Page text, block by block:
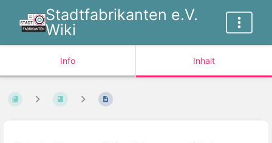
Stadtfabrikanten e.V.
Wiki
Info Inhalt